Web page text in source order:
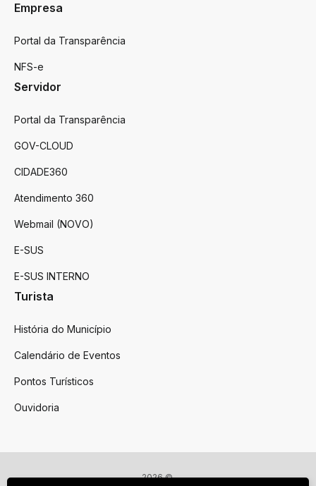
Empresa
Portal da Transparência
NFS-e
Servidor
Portal da Transparência
GOV-CLOUD
CIDADE360
Atendimento 360
Webmail (NOVO)
E-SUS
E-SUS INTERNO
Turista
História do Município
Calendário de Eventos
Pontos Turísticos
Ouvidoria
2026 ©